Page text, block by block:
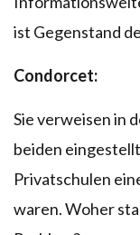
ist Gegenstand
Condorcet:
Sie verweisen in
beiden
Privatschulen
waren. Woher